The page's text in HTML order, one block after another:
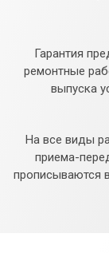
Гарантия
ремонтные
выпуска
На все виды
приема-
прописываются